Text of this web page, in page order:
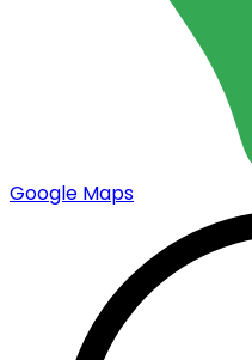
Google Maps